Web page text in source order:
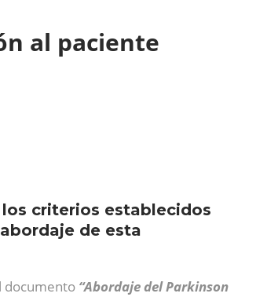
al paciente
criterios establecidos
de esta
documento “Abordaje del Parkinson